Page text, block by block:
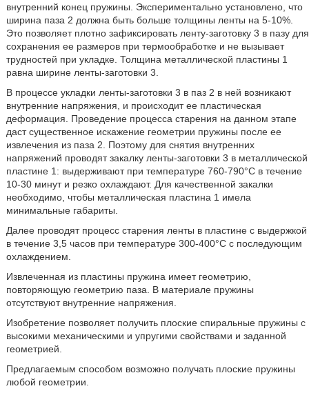
внутренний конец пружины. Экспериментально установлено, что
ширина паза 2 должна быть больше толщины ленты на 5-10%.
Это позволяет плотно зафиксировать ленту-заготовку 3 в пазу для
сохранения ее размеров при термообработке и не вызывает
трудностей при укладке. Толщина металлической пластины 1
равна ширине ленты-заготовки 3.
В процессе укладки ленты-заготовки 3 в паз 2 в ней возникают
внутренние напряжения, и происходит ее пластическая
деформация. Проведение процесса старения на данном этапе
даст существенное искажение геометрии пружины после ее
извлечения из паза 2. Поэтому для снятия внутренних
напряжений проводят закалку ленты-заготовки 3 в металлической
пластине 1: выдерживают при температуре 760-790°С в течение
10-30 минут и резко охлаждают. Для качественной закалки
необходимо, чтобы металлическая пластина 1 имела
минимальные габариты.
Далее проводят процесс старения ленты в пластине с выдержкой
в течение 3,5 часов при температуре 300-400°С с последующим
охлаждением.
Извлеченная из пластины пружина имеет геометрию,
повторяющую геометрию паза. В материале пружины
отсутствуют внутренние напряжения.
Изобретение позволяет получить плоские спиральные пружины с
высокими механическими и упругими свойствами и заданной
геометрией.
Предлагаемым способом возможно получать плоские пружины
любой геометрии.